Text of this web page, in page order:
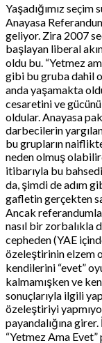
Yaşadığımız seçim
Anayasa
geliyor. Zira 2007
başlayan liberal
oldu bu. “Yetmez
gibi bu gruba dahil
anda yaşamakta
cesaretini ve
oldular. Anayasa
darbecilerin
bu grupların
neden olmuş
itibarıyla bu
da, şimdi de adım
gafletin gerçekten
Ancak
nasıl bir zorbalıkla
cepheden (YAE
özeleştirinin elzem
kendilerini “evet”
kalmamışken ve
sonuçlarıyla ilgili
özeleştiriyi
payandalığına girer.
“Yetmez Ama